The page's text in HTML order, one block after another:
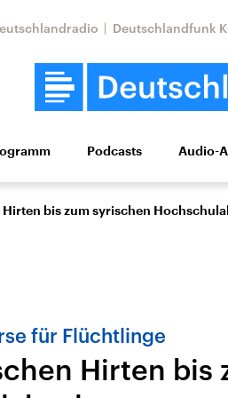
Deutschlandfunk
Wissen Kultur
Nahostkonflikt
Podcasts Audio-
bis zum syrischen
für Flüchtlinge
Hirten bis